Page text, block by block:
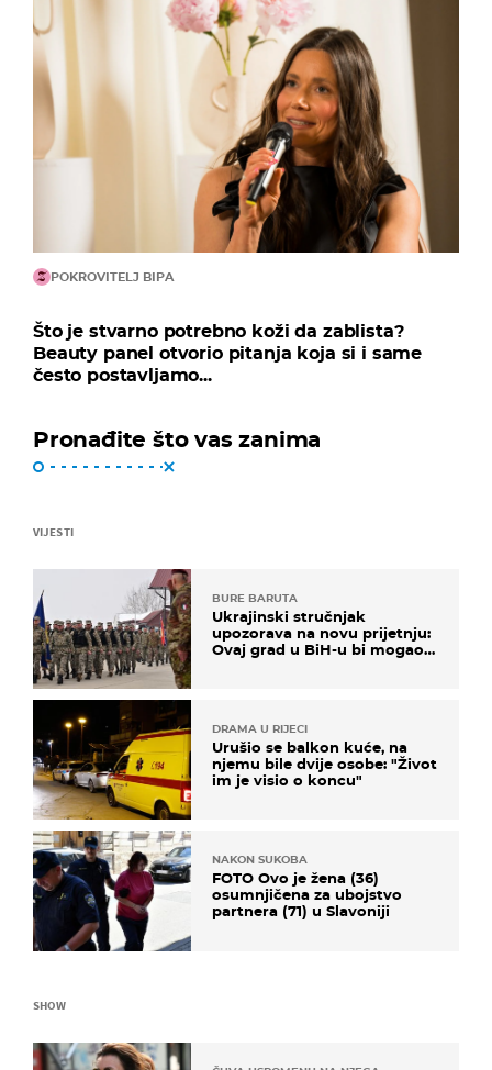
POKROVITELJ BIPA
Što je stvarno potrebno koži da zablista?
Beauty panel otvorio pitanja koja si i same
često postavljamo...
Pronađite što vas zanima
VIJESTI
BURE BARUTA
Ukrajinski stručnjak
upozorava na novu prijetnju:
Ovaj grad u BiH-u bi mogao
DRAMA U RIJECI
Urušio se balkon kuće, na
njemu bile dvije osobe: "Život
im je visio o koncu"
NAKON SUKOBA
FOTO Ovo je žena (36)
osumnjičena za ubojstvo
partnera (71) u Slavoniji
SHOW